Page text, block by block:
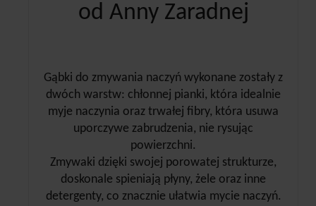
od Anny Zaradnej
Gąbki do zmywania naczyń wykonane zostały z
dwóch warstw: chłonnej pianki, która idealnie
myje naczynia oraz trwałej fibry, która usuwa
uporczywe zabrudzenia, nie rysując
powierzchni.
Zmywaki dzięki swojej porowatej strukturze,
doskonale spieniają płyny, żele oraz inne
detergenty, co znacznie ułatwia mycie naczyń.